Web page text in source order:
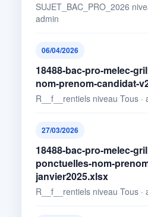
SUJET_BAC_PRO_2026
admin
06/04/2026
18488-bac-pro-melec-
nom-prenom-candidat-
R__f__rentiels niveau Tous ·
27/03/2026
18488-bac-pro-melec-
ponctuelles-nom-
janvier2025.xlsx
R__f__rentiels niveau Tous ·